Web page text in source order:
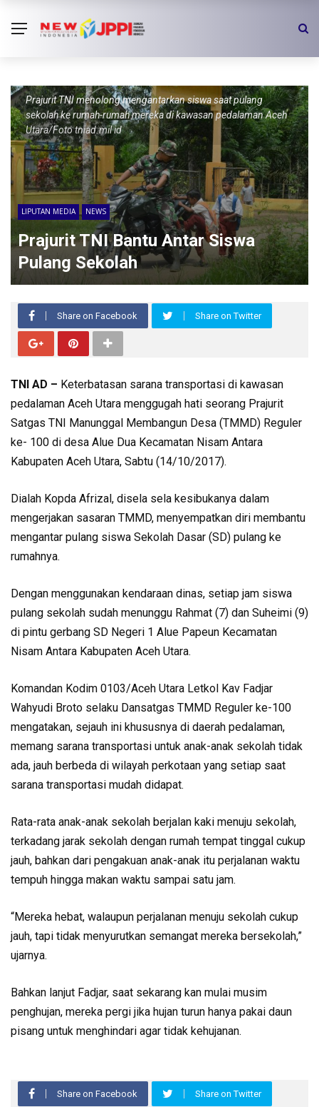
Prajurit TNI menolong mengantarkan siswa saat pulang
sekolah ke rumah-rumah mereka di kawasan pedalaman Aceh
Utara/Foto tniad.mil id
LIPUTAN MEDIA NEWS
Prajurit TNI Bantu Antar Siswa
Pulang Sekolah
Share on Facebook Share on Twitter
TNI AD – Keterbatasan sarana transportasi di kawasan
pedalaman Aceh Utara menggugah hati seorang Prajurit
Satgas TNI Manunggal Membangun Desa (TMMD) Reguler
ke- 100 di desa Alue Dua Kecamatan Nisam Antara
Kabupaten Aceh Utara, Sabtu (14/10/2017).
Dialah Kopda Afrizal, disela sela kesibukanya dalam
mengerjakan sasaran TMMD, menyempatkan diri membantu
mengantar pulang siswa Sekolah Dasar (SD) pulang ke
rumahnya.
Dengan menggunakan kendaraan dinas, setiap jam siswa
pulang sekolah sudah menunggu Rahmat (7) dan Suheimi (9)
di pintu gerbang SD Negeri 1 Alue Papeun Kecamatan
Nisam Antara Kabupaten Aceh Utara.
Komandan Kodim 0103/Aceh Utara Letkol Kav Fadjar
Wahyudi Broto selaku Dansatgas TMMD Reguler ke-100
mengatakan, sejauh ini khususnya di daerah pedalaman,
memang sarana transportasi untuk anak-anak sekolah tidak
ada, jauh berbeda di wilayah perkotaan yang setiap saat
sarana transportasi mudah didapat.
Rata-rata anak-anak sekolah berjalan kaki menuju sekolah,
terkadang jarak sekolah dengan rumah tempat tinggal cukup
jauh, bahkan dari pengakuan anak-anak itu perjalanan waktu
tempuh hingga makan waktu sampai satu jam.
“Mereka hebat, walaupun perjalanan menuju sekolah cukup
jauh, tapi tidak menyurutkan semangat mereka bersekolah,”
ujarnya.
Bahkan lanjut Fadjar, saat sekarang kan mulai musim
penghujan, mereka pergi jika hujan turun hanya pakai daun
pisang untuk menghindari agar tidak kehujanan.
Share on Facebook Share on Twitter